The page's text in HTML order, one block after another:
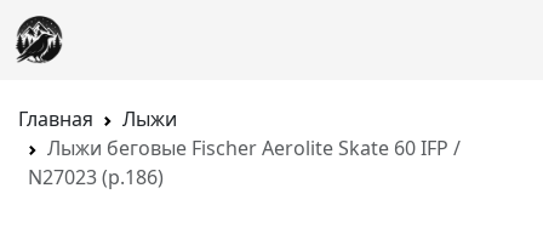
Главная
Лыжи
Лыжи беговые Fischer Aerolite Skate 60 IFP /
N27023 (р.186)